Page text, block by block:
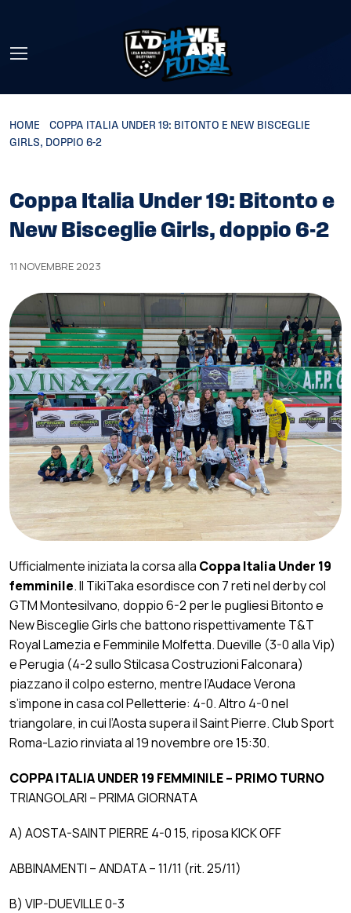
HOME
COPPA ITALIA UNDER 19: BITONTO E NEW BISCEGLIE
GIRLS, DOPPIO 6-2
Coppa Italia Under 19: Bitonto e
New Bisceglie Girls, doppio 6-2
11 NOVEMBRE 2023
Ufficialmente iniziata la corsa alla Coppa Italia Under 19
femminile. Il TikiTaka esordisce con 7 reti nel derby col
GTM Montesilvano, doppio 6-2 per le pugliesi Bitonto e
New Bisceglie Girls che battono rispettivamente T&T
Royal Lamezia e Femminile Molfetta. Dueville (3-0 alla Vip)
e Perugia (4-2 sullo Stilcasa Costruzioni Falconara)
piazzano il colpo esterno, mentre l’Audace Verona
s’impone in casa col Pelletterie: 4-0. Altro 4-0 nel
triangolare, in cui l’Aosta supera il Saint Pierre. Club Sport
Roma-Lazio rinviata al 19 novembre ore 15:30.
COPPA ITALIA UNDER 19 FEMMINILE – PRIMO TURNO
TRIANGOLARI – PRIMA GIORNATA
A) AOSTA-SAINT PIERRE 4-0 15, riposa KICK OFF
ABBINAMENTI – ANDATA – 11/11 (rit. 25/11)
B) VIP-DUEVILLE 0-3